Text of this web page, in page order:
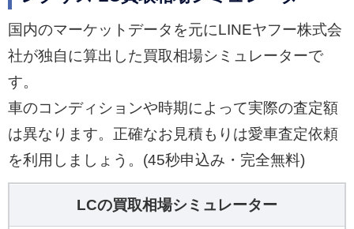
国内のマーケットデータを元にLINEヤフー株式会
社が独自に算出した買取相場シミュレーターで
す。
車のコンディションや時期によって実際の査定額
は異なります。正確なお見積もりは愛車査定依頼
を利用しましょう。(45秒申込み・完全無料)
LCの買取相場シミュレーター